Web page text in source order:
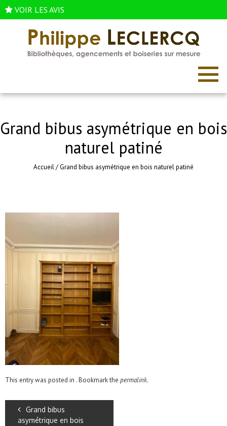
VOIR LES AVIS
Grand bibus asymétrique en bois
naturel patiné
Accueil/Grand bibus asymétrique en bois naturel patiné
This entry was posted in . Bookmark the permalink.
Grand bibus
asymétrique en bois